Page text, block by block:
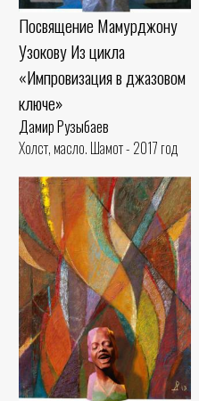
Посвящение Мамурджону
Узокову Из цикла
«Импровизация в джазовом
ключе»
Дамир Рузыбаев
Холст, масло. Шамот - 2017 год